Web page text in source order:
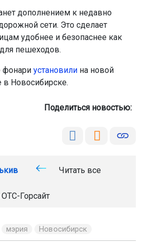
дополнением к недавно
сети. Это сделает
удобнее и безопаснее как
пешеходов.
фонари установили на новой
Новосибирске.
Поделиться новостью:
Читать все
ОТС-Горсайт
мэрия Новосибирск